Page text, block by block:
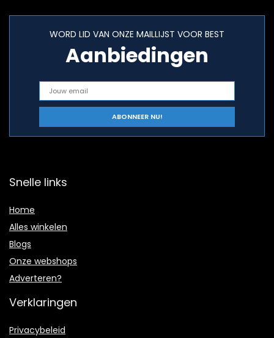
WORD LID VAN ONZE MAILLIJST VOOR BEST
Aanbiedingen
Snelle links
Home
Alles winkelen
Blogs
Onze webshops
Adverteren?
Verklaringen
Privacybeleid